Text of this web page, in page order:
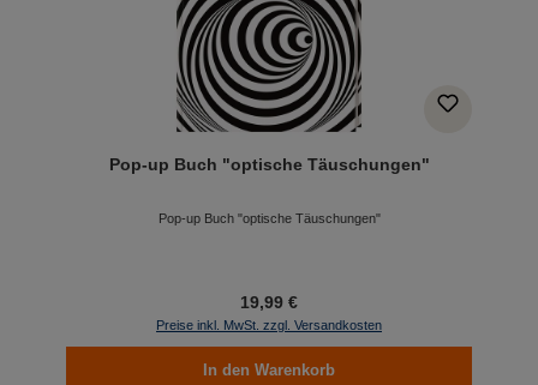
Pop-up Buch "optische Täuschungen"
Pop-up Buch "optische Täuschungen"
19,99 €
Preise inkl. MwSt. zzgl. Versandkosten
In den Warenkorb